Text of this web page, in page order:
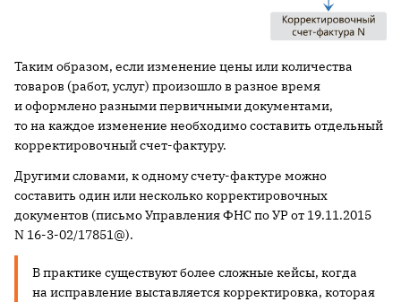
Таким образом, если изменение цены или количества
товаров (работ, услуг) произошло в разное время
и оформлено разными первичными документами,
то на каждое изменение необходимо составить отдельный
корректировочный счет-фактуру.
Другими словами, к одному счету-фактуре можно
составить один или несколько корректировочных
документов (письмо Управления ФНС по УР от 19.11.2015
N 16-3-02/17851@).
В практике существуют более сложные кейсы, когда
на исправление выставляется корректировка, которая